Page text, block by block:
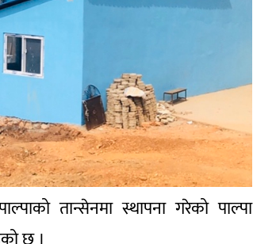
तान्सेनमा स्थापना गरेको पाल्पा